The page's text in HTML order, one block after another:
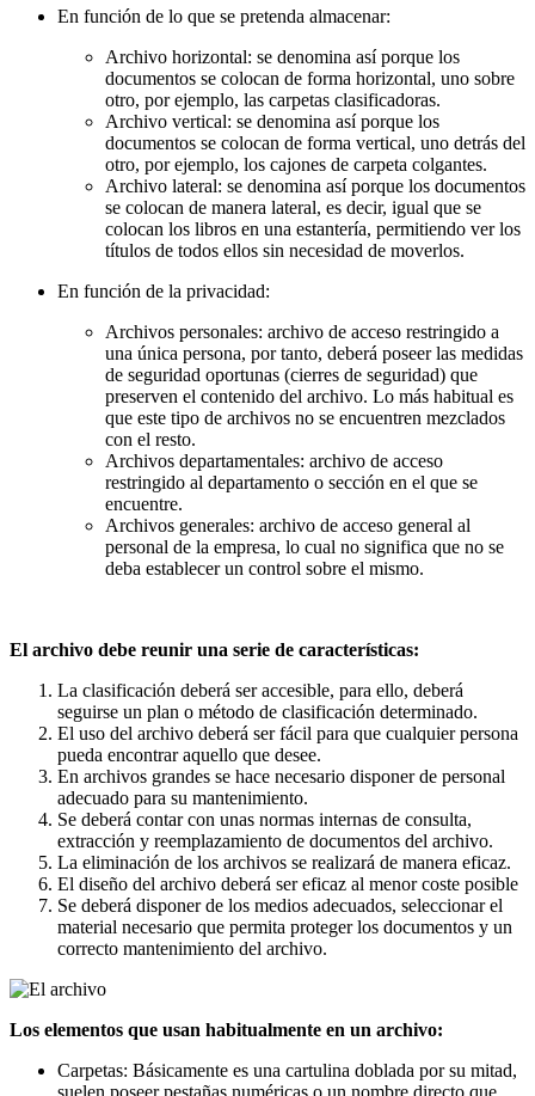
En función de lo que se pretenda almacenar:
Archivo horizontal: se denomina así porque los
documentos se colocan de forma horizontal, uno sobre
otro, por ejemplo, las carpetas clasificadoras.
Archivo vertical: se denomina así porque los
documentos se colocan de forma vertical, uno detrás del
otro, por ejemplo, los cajones de carpeta colgantes.
Archivo lateral: se denomina así porque los documentos
se colocan de manera lateral, es decir, igual que se
colocan los libros en una estantería, permitiendo ver los
títulos de todos ellos sin necesidad de moverlos.
En función de la privacidad:
Archivos personales: archivo de acceso restringido a
una única persona, por tanto, deberá poseer las medidas
de seguridad oportunas (cierres de seguridad) que
preserven el contenido del archivo. Lo más habitual es
que este tipo de archivos no se encuentren mezclados
con el resto.
Archivos departamentales: archivo de acceso
restringido al departamento o sección en el que se
encuentre.
Archivos generales: archivo de acceso general al
personal de la empresa, lo cual no significa que no se
deba establecer un control sobre el mismo.
El archivo debe reunir una serie de características:
La clasificación deberá ser accesible, para ello, deberá
seguirse un plan o método de clasificación determinado.
El uso del archivo deberá ser fácil para que cualquier persona
pueda encontrar aquello que desee.
En archivos grandes se hace necesario disponer de personal
adecuado para su mantenimiento.
Se deberá contar con unas normas internas de consulta,
extracción y reemplazamiento de documentos del archivo.
La eliminación de los archivos se realizará de manera eficaz.
El diseño del archivo deberá ser eficaz al menor coste posible
Se deberá disponer de los medios adecuados, seleccionar el
material necesario que permita proteger los documentos y un
correcto mantenimiento del archivo.
Los elementos que usan habitualmente en un archivo:
Carpetas: Básicamente es una cartulina doblada por su mitad,